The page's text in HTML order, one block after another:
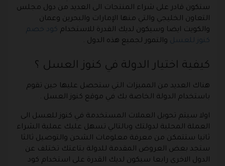
ستكون قادر على شراء المنتجات الى العديد من دول مجلس
التعاون الخليجي والتي منها الإمارات والبحرين وعمان
والكويت ايضا وسيكون لديك القدرة للاستخدام كود خصم
كنوز للعسل والتمور لجميع هذه الدول .
كيفية اختيار الدولة في كنوز العسل ؟
هناك العديد من المميزات التي ستحصل عليها حين تقوم
باستخدام الدولة الخاصة بك في موقع كنوز العسل .
اولا سيتم تحويل العملات المستخدمة في كنوز للعسل الى
العملة المحلية لدولتك وبالتالي تسهل عليك عملية الشراء
ثانيا ستتمكن من معرفة معلومات الشحن والتوصيل ثالثا
ستجد بعض العروض المقدمة للدولة بتاعتك تختلف عن
الدول الاخرى رابعا سيكون لديك القدرة على استخدام كود